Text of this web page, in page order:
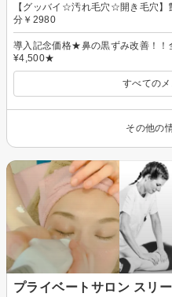
【グッバイ☆汚れ毛穴☆開き毛穴
分￥2980
導入記念価格★鼻の黒ずみ改善！！
¥4,500★
すべての
その他の
プライベートサロン スリ